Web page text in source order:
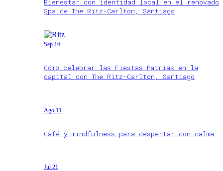
Bienestar con identidad local en el renovado
Spa de The Ritz-Carlton, Santiago
Sep 16
Cómo celebrar las Fiestas Patrias en la
capital con The Ritz-Carlton, Santiago
Ago 11
Café y mindfulness para despertar con calma
Jul 21